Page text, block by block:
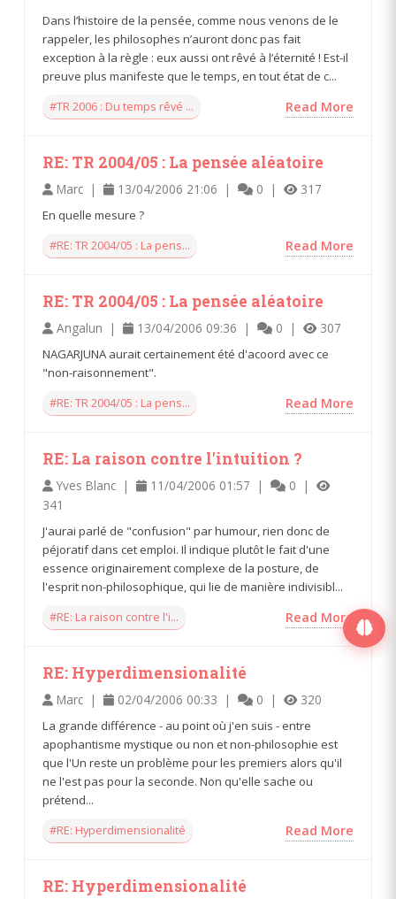
Dans l’histoire de la pensée, comme nous venons de le
rappeler, les philosophes n’auront donc pas fait
exception à la règle : eux aussi ont rêvé à l’éternité ! Est-il
preuve plus manifeste que le temps, en tout état de c...
#TR 2006 : Du temps rêvé ...
Read More
RE: TR 2004/05 : La pensée aléatoire
Marc | 13/04/2006 21:06 | 0 | 317
En quelle mesure ?
#RE: TR 2004/05 : La pens...
Read More
RE: TR 2004/05 : La pensée aléatoire
Angalun | 13/04/2006 09:36 | 0 | 307
NAGARJUNA aurait certainement été d'acoord avec ce
"non-raisonnement".
#RE: TR 2004/05 : La pens...
Read More
RE: La raison contre l'intuition ?
Yves Blanc | 11/04/2006 01:57 |
0 |
341
J'aurai parlé de "confusion" par humour, rien donc de
péjoratif dans cet emploi. Il indique plutôt le fait d'une
essence originairement complexe de la posture, de
l'esprit non-philosophique, qui lie de manière indivisibl...
#RE: La raison contre l'i...
Read More
RE: Hyperdimensionalité
Marc | 02/04/2006 00:33 | 0 | 320
La grande différence - au point où j'en suis - entre
apophantisme mystique ou non et non-philosophie est
que l'Un reste un problème pour les premiers alors qu'il
ne l'est pas pour la seconde. Non qu'elle sache ou
prétend...
#RE: Hyperdimensionalité
Read More
RE: Hyperdimensionalité